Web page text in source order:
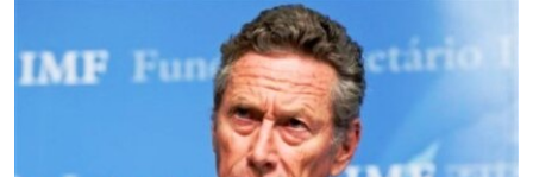
ອິດສະຫຼະພາບດ້ານການຂ່າວ